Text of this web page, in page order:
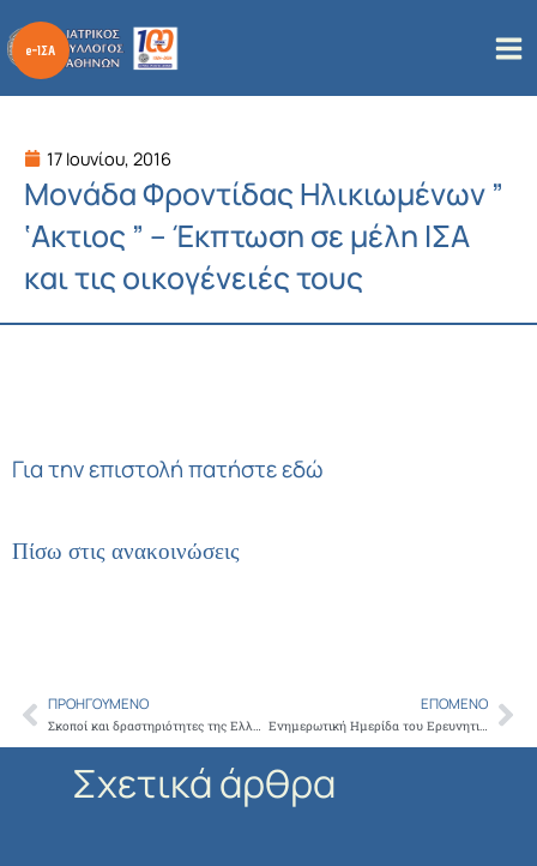
στο
περιεχόμενο
17 Ιουνίου, 2016
Μονάδα Φροντίδας Ηλικιωμένων ”
‘Ακτιος ” – Έκπτωση σε μέλη ΙΣΑ
και τις οικογένειές τους
Για την επιστολή πατήστε εδώ
Πίσω στις ανακοινώσεις
Prev
ΠΡΟΗΓΟΎΜΕΝΟ
Σκοποί και δραστηριότητες της Ελληνικής Εταιρείας Χειρουργών Παίδων
ΕΠΌΜΕΝΟ
Ενημερωτική Ημερίδα του Ερευνητικού Ινστιτούτου για την Μακροζωία και την Πρόληψη των Ασθενειών του Γήρατος, υπό την Αιγίδα του Δήμου Αμαρουσίου
Σχετικά άρθρα